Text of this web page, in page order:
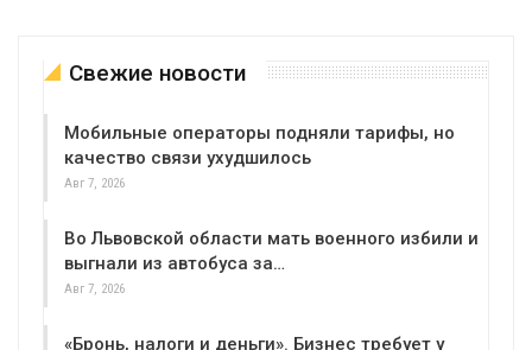
Свежие новости
Мобильные операторы подняли тарифы, но
качество связи ухудшилось
Авг 7, 2026
Во Львовской области мать военного избили и
выгнали из автобуса за…
Авг 7, 2026
«Бронь, налоги и деньги». Бизнес требует у